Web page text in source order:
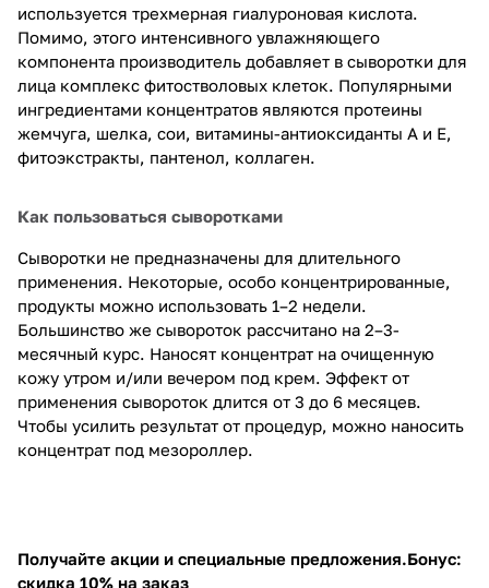
используется трехмерная гиалуроновая кислота.
Помимо, этого интенсивного увлажняющего
компонента производитель добавляет в сыворотки для
лица комплекс фитостволовых клеток. Популярными
ингредиентами концентратов являются протеины
жемчуга, шелка, сои, витамины-антиоксиданты А и Е,
фитоэкстракты, пантенол, коллаген.
Как пользоваться сыворотками
Сыворотки не предназначены для длительного
применения. Некоторые, особо концентрированные,
продукты можно использовать 1–2 недели.
Большинство же сывороток рассчитано на 2–3-
месячный курс. Наносят концентрат на очищенную
кожу утром и/или вечером под крем. Эффект от
применения сывороток длится от 3 до 6 месяцев.
Чтобы усилить результат от процедур, можно наносить
концентрат под мезороллер.
Получайте акции и специальные предложения.Бонус:
скидка 10% на заказ